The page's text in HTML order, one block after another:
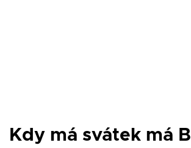
Kdy má svátek má